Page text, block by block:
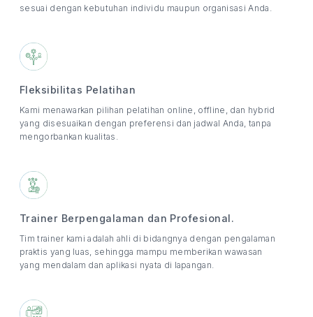
sesuai dengan kebutuhan individu maupun organisasi Anda.
Fleksibilitas Pelatihan
Kami menawarkan pilihan pelatihan online, offline, dan hybrid
yang disesuaikan dengan preferensi dan jadwal Anda, tanpa
mengorbankan kualitas.
Trainer Berpengalaman dan Profesional.
Tim trainer kami adalah ahli di bidangnya dengan pengalaman
praktis yang luas, sehingga mampu memberikan wawasan
yang mendalam dan aplikasi nyata di lapangan.